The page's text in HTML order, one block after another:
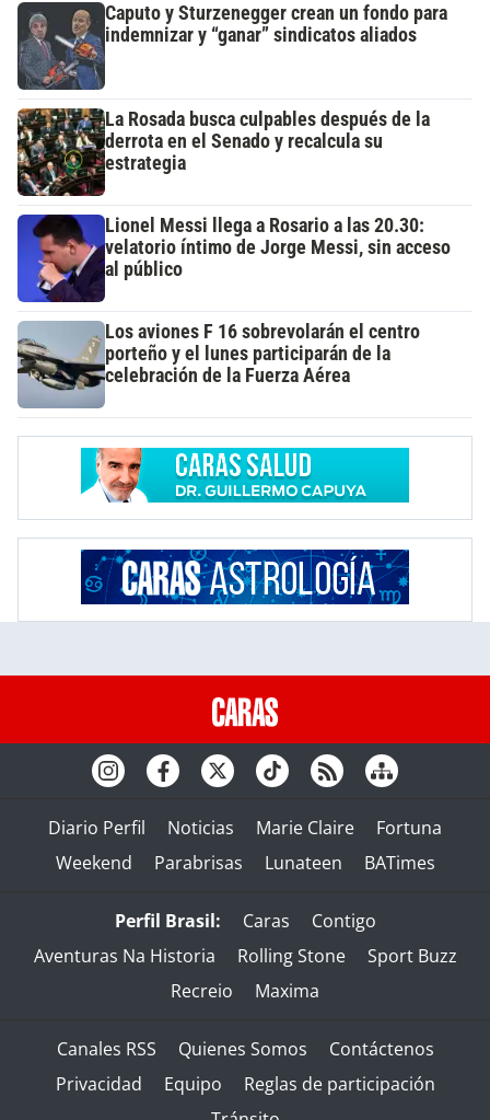
Caputo y Sturzenegger crean un fondo para
indemnizar y “ganar” sindicatos aliados
La Rosada busca culpables después de la
derrota en el Senado y recalcula su
estrategia
Lionel Messi llega a Rosario a las 20.30:
velatorio íntimo de Jorge Messi, sin acceso
al público
Los aviones F 16 sobrevolarán el centro
porteño y el lunes participarán de la
celebración de la Fuerza Aérea
Diario Perfil Noticias Marie Claire
Fortuna
Weekend
Parabrisas Lunateen BATimes
Perfil Brasil: Caras
Contigo
Aventuras Na Historia
Rolling Stone
Sport Buzz
Recreio
Maxima
Canales RSS Quienes Somos
Contáctenos
Privacidad
Equipo
Reglas de participación